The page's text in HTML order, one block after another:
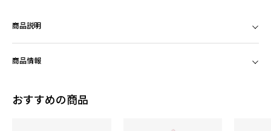
商品説明
商品情報
おすすめの商品